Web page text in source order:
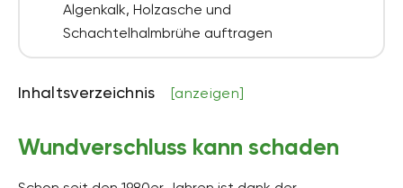
Algenkalk, Holzasche und
Schachtelhalmbrühe auftragen
Inhaltsverzeichnis [anzeigen]
Wundverschluss kann schaden